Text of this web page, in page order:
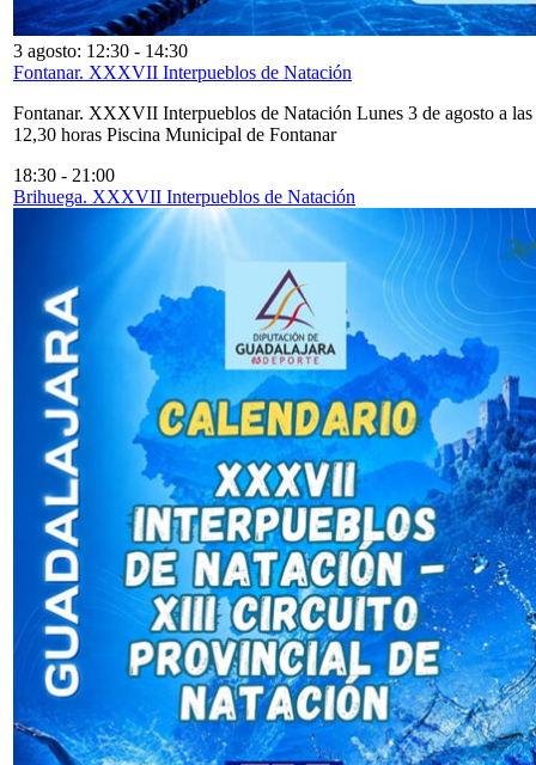
3 agosto: 12:30 - 14:30
Fontanar. XXXVII Interpueblos de Natación
Fontanar. XXXVII Interpueblos de Natación Lunes 3 de agosto a las
12,30 horas Piscina Municipal de Fontanar
18:30 - 21:00
Brihuega. XXXVII Interpueblos de Natación